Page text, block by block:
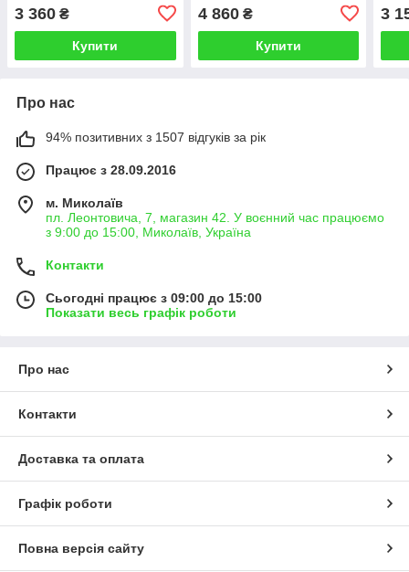
3 360 ₴
Купити
4 860₴
Купити
3
Про нас
94% позитивних з 1507 відгуків за рік
Працює з 28.09.2016
м. Миколаїв
пл. Леонтовича, 7, магазин 42. У воєнний час працюємо
з 9:00 до 15:00, Миколаїв, Україна
Контакти
Сьогодні працює з 09:00 до 15:00
Показати весь графік роботи
Про нас
Контакти
Доставка та оплата
Графік роботи
Повна версія сайту